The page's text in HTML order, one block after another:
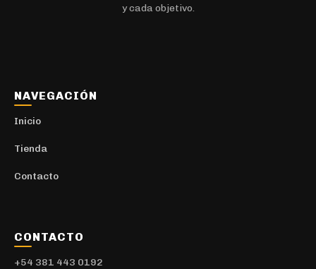
y cada objetivo.
NAVEGACIÓN
Inicio
Tienda
Contacto
CONTACTO
+54 381 443 0192